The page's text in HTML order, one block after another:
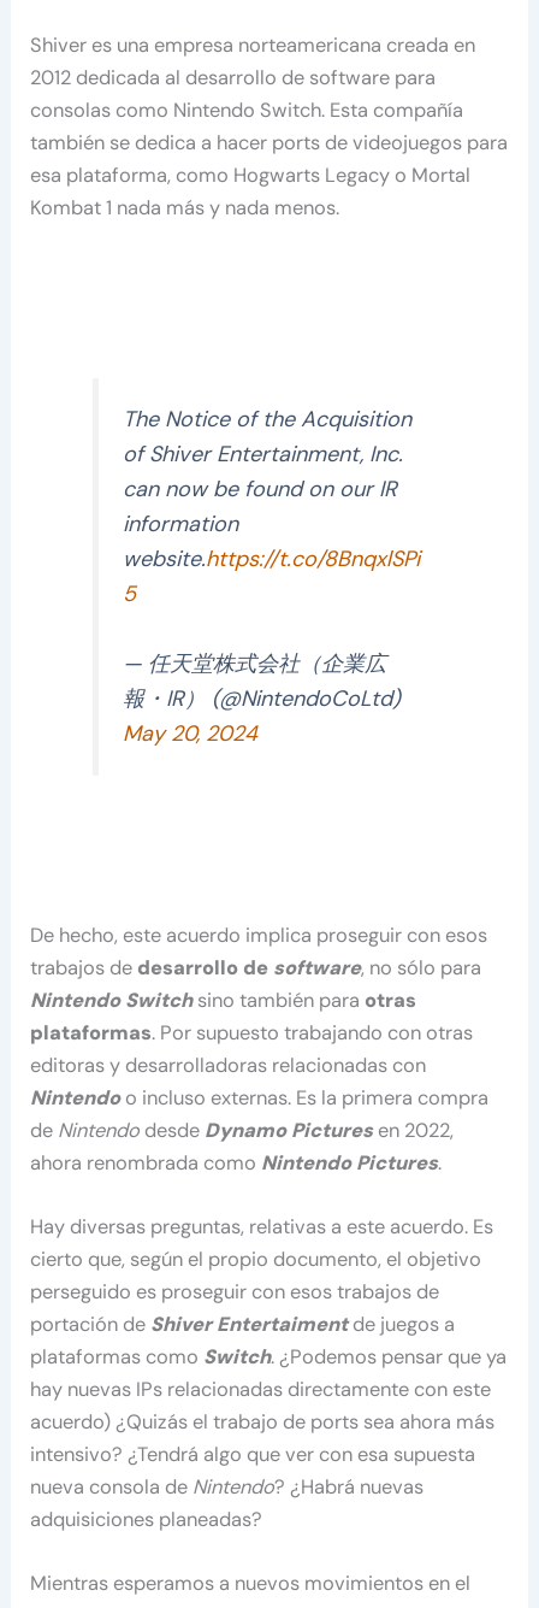
Shiver es una empresa norteamericana creada en
2012 dedicada al desarrollo de software para
consolas como Nintendo Switch. Esta compañía
también se dedica a hacer ports de videojuegos para
esa plataforma, como Hogwarts Legacy o Mortal
Kombat 1 nada más y nada menos.
The Notice of the Acquisition
of Shiver Entertainment, Inc.
can now be found on our IR
information
website.https://t.co/8BnqxlSPi
5
— 任天堂株式会社（企業広
報・IR） (@NintendoCoLtd)
May 20, 2024
De hecho, este acuerdo implica proseguir con esos
trabajos de desarrollo de software, no sólo para
Nintendo Switchsino también para otras
plataformas. Por supuesto trabajando con otras
editoras y desarrolladoras relacionadas con
Nintendoo incluso externas. Es la primera compra
de Nintendo desde Dynamo Picturesen 2022,
ahora renombrada como Nintendo Pictures.
Hay diversas preguntas, relativas a este acuerdo. Es
cierto que, según el propio documento, el objetivo
perseguido es proseguir con esos trabajos de
portación de Shiver Entertaimentde juegos a
plataformas como Switch. ¿Podemos pensar que ya
hay nuevas IPs relacionadas directamente con este
acuerdo) ¿Quizás el trabajo de ports sea ahora más
intensivo? ¿Tendrá algo que ver con esa supuesta
nueva consola de Nintendo? ¿Habrá nuevas
adquisiciones planeadas?
Mientras esperamos a nuevos movimientos en el